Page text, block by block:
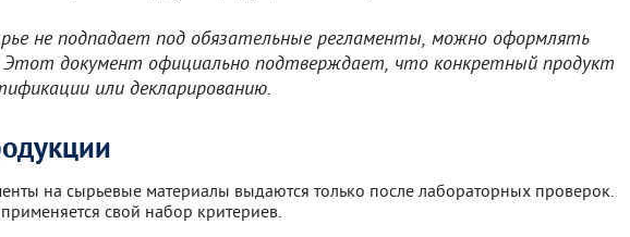
не подпадает под обязательные регламенты, можно оформлять
Этот документ официально подтверждает, что конкретный продукт
или декларированию.
на сырьевые материалы выдаются только после лабораторных проверок.
свой набор критериев.